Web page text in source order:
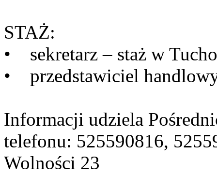
STAŻ:
• sekretarz – staż w
• przedstawiciel
Informacji udziela
telefonu: 525590816,
Wolności 23